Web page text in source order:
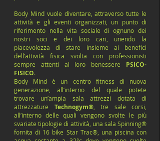
Body Mind vuole diventare, attraverso tutte le
attività e gli eventi organizzati, un punto di
riferimento nella vita sociale di ognuno dei
nostri soci e dei loro cari, unendo la
piacevolezza di stare insieme ai benefici
dell’attività fisica svolta con professionisti
sempre attenti al loro benessere PSICO-
FISICO.
Body Mind è un centro fitness di nuova
generazione, all’interno del quale potete
trovare un’ampia sala attrezzi dotata di
attrezzature Technogym®, tre sale corsi,
all’interno delle quali vengono svolte le più
svariate tipologie di attività, una sala Spinning®
fornita di 16 bike Star Trac®, una piscina con